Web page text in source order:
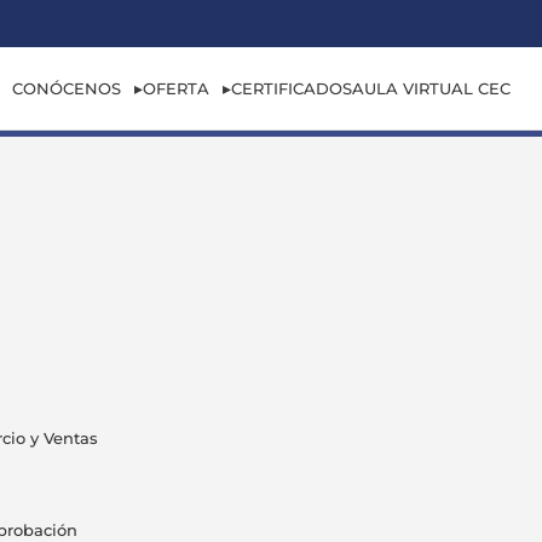
CONÓCENOS OFERTA CERTIFICADOSAULA VIRTUAL CEC
y Ventas